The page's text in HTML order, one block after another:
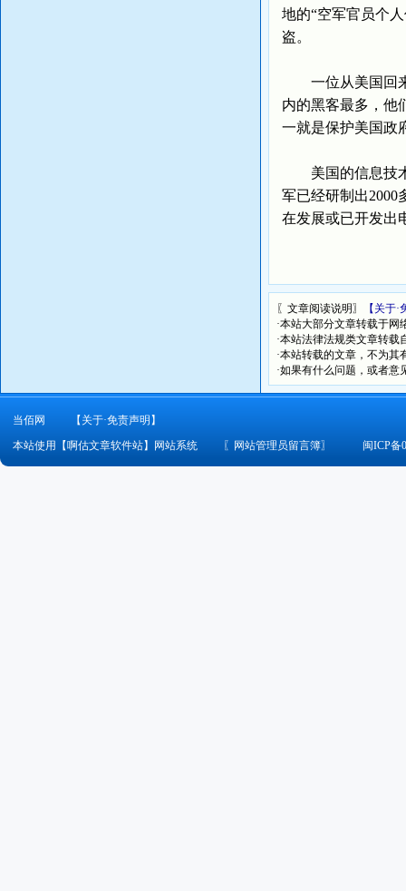
地的“空军官员个
盗。
一位从美国回来
内的黑客最多，他
一就是保护美国政
美国的信息技术
军已经研制出2000
在发展或已开发出
〖文章阅读说明〗
【关于
·本站大部分文章转载于
·本站法律法规类文章转
·本站转载的文章，不为
·如果有什么问题，或者意
当佰网
【关于·免责声明】
本站使用【啊估文章软件站】网站系统
〖 网站管理员留言簿〗 闽ICP备